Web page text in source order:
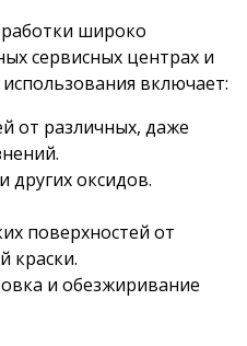
широко
сервисных центрах и
включает:
от различных, даже
оксидов.
поверхностей от
краски.
и обезжиривание